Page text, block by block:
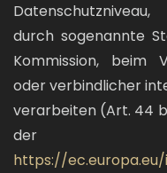
durch sogenannte
Kommission, beim
oder verbindlicher
verarbeiten (Art. 44
der EU-
https://